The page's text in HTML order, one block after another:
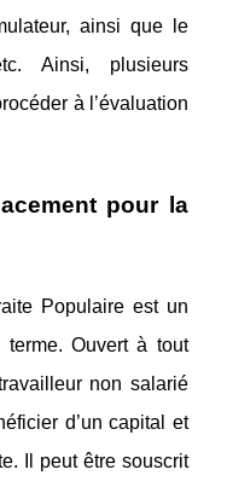
ainsi que le
Ainsi, plusieurs
à l’évaluation
pour la
Populaire est un
Ouvert à tout
non salarié
d’un capital et
Il peut être souscrit